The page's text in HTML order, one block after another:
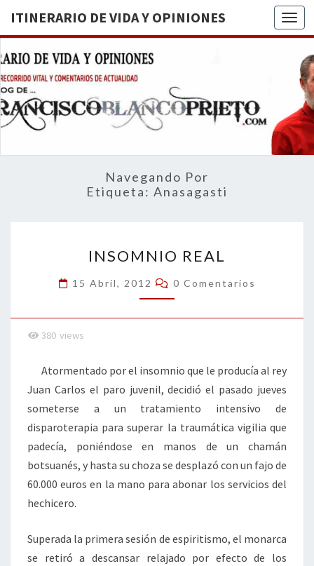
ITINERARIO DE VIDA Y OPINIONES
DE
BREVE
RECORRIDO
VITAL Y
ACTUALIDAD
Navegando Por
Etiqueta: Anasagasti
REAL
INSOMNIO REAL
15 Abril, 2012 Comentarios
0 Comentarios
380 views
Atormentado por el insomnio que le producía al rey
Juan Carlos el paro juvenil, decidió el pasado jueves
someterse a un tratamiento intensivo de
disparoterapia para superar la traumática vigilia que
padecía, poniéndose en manos de un chamán
botsuanés, y hasta su choza se desplazó con un fajo de
60.000 euros en la mano para abonar los servicios del
hechicero.
Superada la primera sesión de espiritismo, el monarca
se retiró a descansar relajado por efecto de los